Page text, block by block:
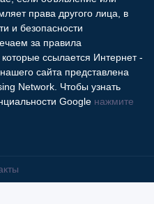
права другого лица, в
и безопасности
за правила
ссылается Интернет -
сайта представлена
Network. Чтобы узнать
Google нажмите